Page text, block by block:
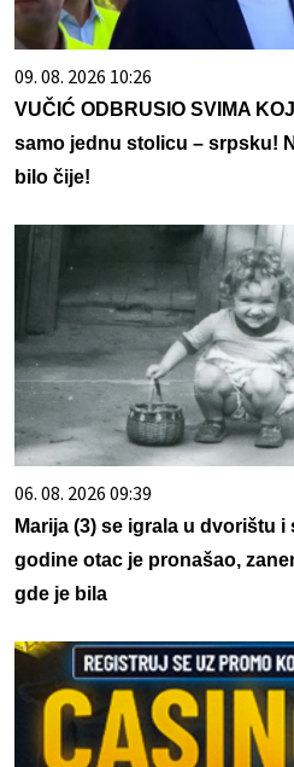
09. 08. 2026 10:26
VUČIĆ ODBRUSIO SVIMA
samo jednu stolicu – srpsku!
bilo čije!
06. 08. 2026 09:39
Marija (3) se igrala u dvorištu
godine otac je pronašao,
gde je bila